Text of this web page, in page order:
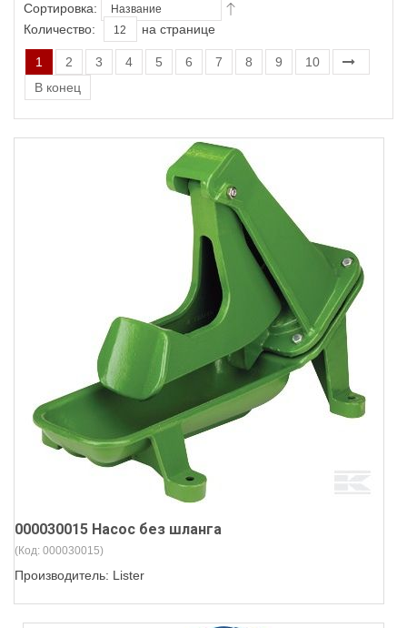
Сортировка:
Количество:
на странице
1 2 3 4 5 6 7 8 9
10
В конец
000030015 Насос без шланга
(Код: 000030015)
Производитель: Lister